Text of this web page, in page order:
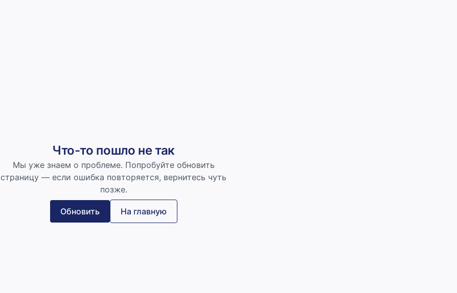
Что-то пошло не так
Мы уже знаем о проблеме. Попробуйте обновить
страницу — если ошибка повторяется, вернитесь чуть
позже.
Обновить На главную